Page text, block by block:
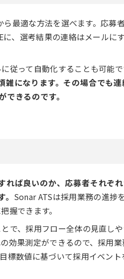
最適な方法を選べます。応募
、選考結果の連絡はメールに
従って自動化することも可能で
になります。その場合でも
きるのです。
ば良いのか、応募者それぞ
Sonar ATSは採用業務の進捗
握できます。
で、採用フロー全体の見直し
効果測定ができるので、採用
標数値に基づいて採用イベン